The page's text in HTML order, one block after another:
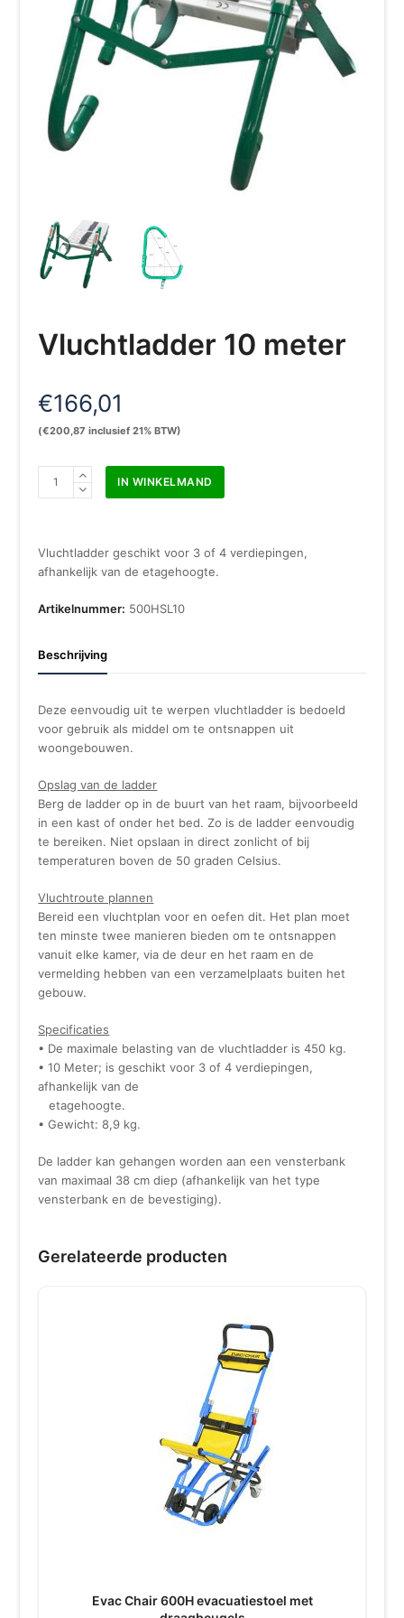
Vluchtladder 10 meter
€166,01
(€200,87 inclusief 21% BTW)
Vluchtladder
IN WINKELMAND
Vluchtladder geschikt voor 3 of 4 verdiepingen,
afhankelijk van de etagehoogte.
Artikelnummer: 500HSL10
Beschrijving
Deze eenvoudig uit te werpen vluchtladder is bedoeld
voor gebruik als middel om te ontsnappen uit
woongebouwen.
Opslag van de ladder
Berg de ladder op in de buurt van het raam, bijvoorbeeld
in een kast of onder het bed. Zo is de ladder eenvoudig
te bereiken. Niet opslaan in direct zonlicht of bij
temperaturen boven de 50 graden Celsius.
Vluchtroute plannen
Bereid een vluchtplan voor en oefen dit. Het plan moet
ten minste twee manieren bieden om te ontsnappen
vanuit elke kamer, via de deur en het raam en de
vermelding hebben van een verzamelplaats buiten het
gebouw.
Specificaties
• De maximale belasting van de vluchtladder is 450 kg.
• 10 Meter; is geschikt voor 3 of 4 verdiepingen,
afhankelijk van de
etagehoogte.
• Gewicht: 8,9 kg.
De ladder kan gehangen worden aan een vensterbank
van maximaal 38 cm diep (afhankelijk van het type
vensterbank en de bevestiging).
Gerelateerde producten
Evac Chair 600H evacuatiestoel met